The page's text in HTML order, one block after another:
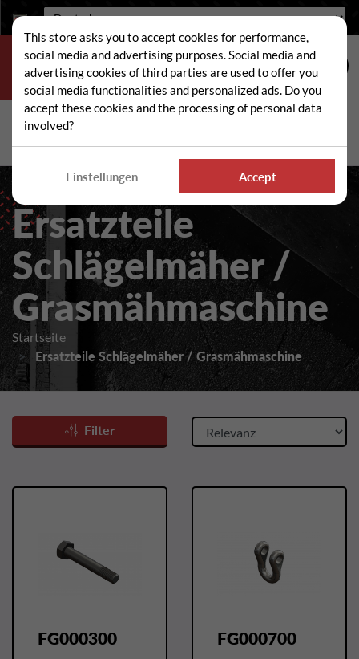
Sprache:
Suche
Ersatzteile
Schlägelmäher /
Grasmähmaschine
Startseite
Ersatzteile Schlägelmäher / Grasmähmaschine
Filter
FG000300 FG000700
This store asks you to accept cookies for performance,
social media and advertising purposes. Social media and
advertising cookies of third parties are used to offer you
social media functionalities and personalized ads. Do you
accept these cookies and the processing of personal data
involved?
Einstellungen Accept